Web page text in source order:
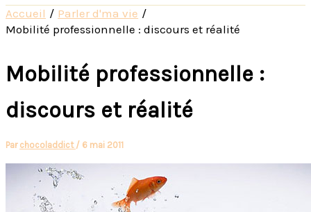
Accueil
Parler d'ma vie
Mobilité professionnelle : discours et réalité
Mobilité professionnelle :
discours et réalité
Par chocoladdict / 6 mai 2011